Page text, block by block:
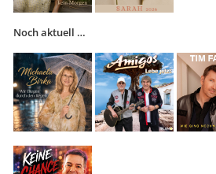
Noch aktuell …